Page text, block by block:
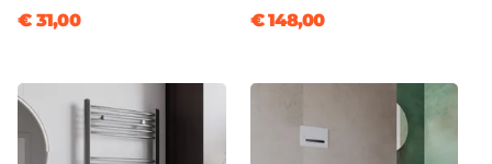
€ 31,00 € 148,00